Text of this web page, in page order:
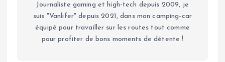
Journaliste gaming et high-tech depuis 2009, je
suis "Vanlifer" depuis 2021, dans mon camping-car
équipé pour travailler sur les routes tout comme
pour profiter de bons moments de détente !